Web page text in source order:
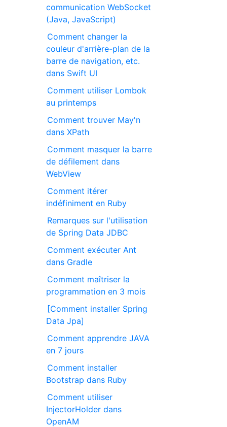
communication WebSocket
(Java, JavaScript)
Comment changer la
couleur d'arrière-plan de la
barre de navigation, etc.
dans Swift UI
Comment utiliser Lombok
au printemps
Comment trouver May'n
dans XPath
Comment masquer la barre
de défilement dans
WebView
Comment itérer
indéfiniment en Ruby
Remarques sur l'utilisation
de Spring Data JDBC
Comment exécuter Ant
dans Gradle
Comment maîtriser la
programmation en 3 mois
[Comment installer Spring
Data Jpa]
Comment apprendre JAVA
en 7 jours
Comment installer
Bootstrap dans Ruby
Comment utiliser
InjectorHolder dans
OpenAM